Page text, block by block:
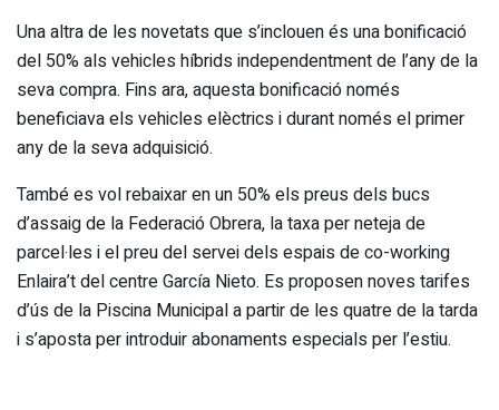
Una altra de les novetats que s’inclouen és una bonificació
del 50% als vehicles híbrids independentment de l’any de la
seva compra. Fins ara, aquesta bonificació només
beneficiava els vehicles elèctrics i durant només el primer
any de la seva adquisició.
També es vol rebaixar en un 50% els preus dels bucs
d’assaig de la Federació Obrera, la taxa per neteja de
parcel·les i el preu del servei dels espais de co-working
Enlaira’t del centre García Nieto. Es proposen noves tarifes
d’ús de la Piscina Municipal a partir de les quatre de la tarda
i s’aposta per introduir abonaments especials per l’estiu.